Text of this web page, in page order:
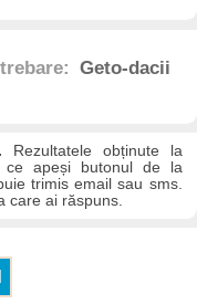
Geto-dacii
Rezultatele obținute la
ce apeși butonul de la
trimis email sau sms.
care ai răspuns.